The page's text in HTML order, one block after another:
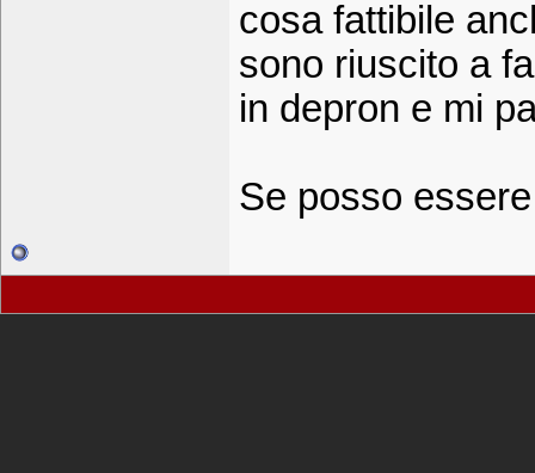
cosa fattibile
sono riuscito a
in depron e mi
Se posso